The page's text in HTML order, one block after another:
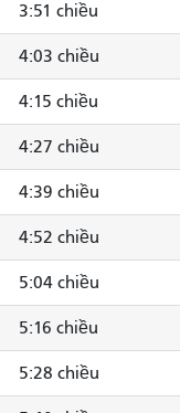
3:51 chiều
4:03 chiều
4:15 chiều
4:27 chiều
4:39 chiều
4:52 chiều
5:04 chiều
5:16 chiều
5:28 chiều